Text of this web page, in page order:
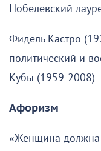
Нобелевский
Фидель Кастро
политический и
Кубы (1959-2008)
Афоризм
«Женщина